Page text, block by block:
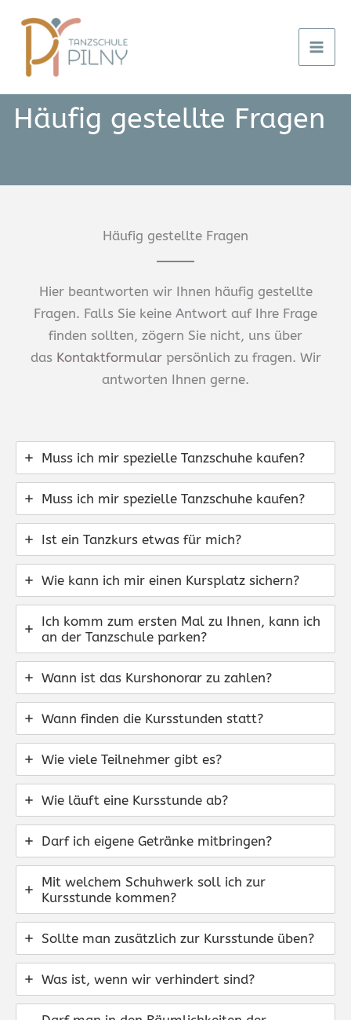
Inhalt
springen
Häufig gestellte Fragen
Häufig gestellte Fragen
Hier beantworten wir Ihnen häufig gestellte
Fragen. Falls Sie keine Antwort auf Ihre Frage
finden sollten, zögern Sie nicht, uns über
das Kontaktformularpersönlich zu fragen. Wir
antworten Ihnen gerne.
Muss ich mir spezielle Tanzschuhe kaufen?
Muss ich mir spezielle Tanzschuhe kaufen?
Ist ein Tanzkurs etwas für mich?
Wie kann ich mir einen Kursplatz sichern?
Ich komm zum ersten Mal zu Ihnen, kann ich
an der Tanzschule parken?
Wann ist das Kurshonorar zu zahlen?
Wann finden die Kursstunden statt?
Wie viele Teilnehmer gibt es?
Wie läuft eine Kursstunde ab?
Darf ich eigene Getränke mitbringen?
Mit welchem Schuhwerk soll ich zur
Kursstunde kommen?
Sollte man zusätzlich zur Kursstunde üben?
Was ist, wenn wir verhindert sind?